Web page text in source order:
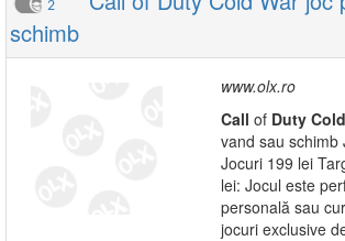
2
schimb
www.olx.ro
Call of Duty Cold
vand sau schimb
Jocuri 199 lei
lei: Jocul este
personală sau
jocuri exclusive